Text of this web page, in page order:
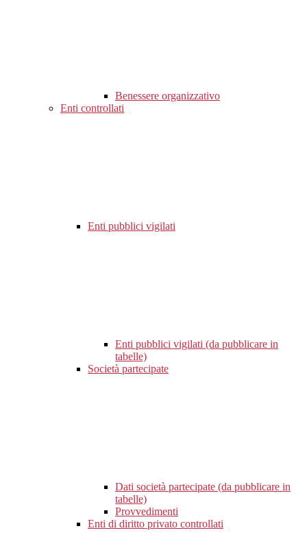
Benessere organizzativo
Enti controllati
Enti pubblici vigilati
Enti pubblici vigilati (da pubblicare in
tabelle)
Società partecipate
Dati società partecipate (da pubblicare in
tabelle)
Provvedimenti
Enti di diritto privato controllati